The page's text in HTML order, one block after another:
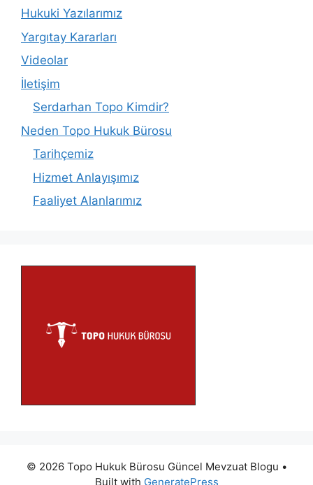
Hukuki Yazılarımız
Yargıtay Kararları
Videolar
İletişim
Serdarhan Topo Kimdir?
Neden Topo Hukuk Bürosu
Tarihçemiz
Hizmet Anlayışımız
Faaliyet Alanlarımız
© 2026 Topo Hukuk Bürosu Güncel Mevzuat Blogu •
Built with GeneratePress